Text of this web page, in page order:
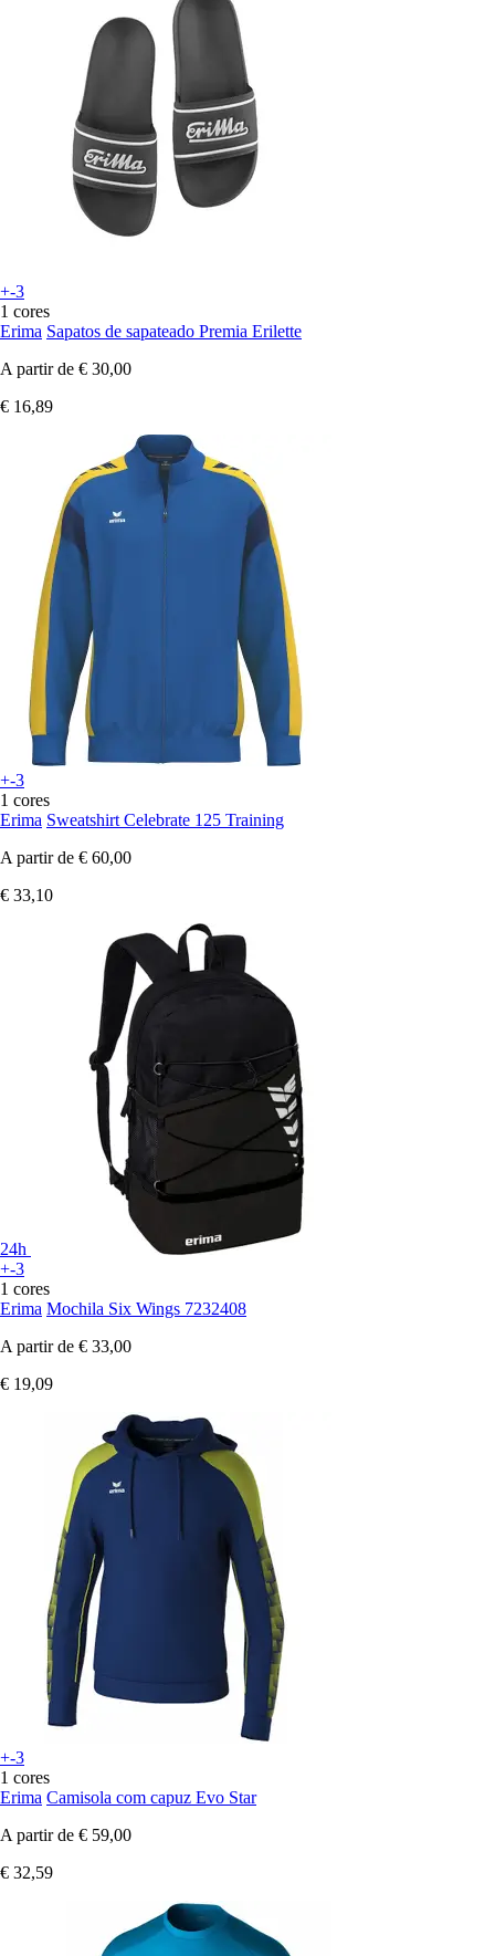
+-3
1 cores
Erima Sapatos de sapateado Premia Erilette
A partir de € 30,00
€ 16,89
+-3
1 cores
Erima Sweatshirt Celebrate 125 Training
A partir de € 60,00
€ 33,10
24h
+-3
1 cores
Erima Mochila Six Wings 7232408
A partir de € 33,00
€ 19,09
+-3
1 cores
Erima Camisola com capuz Evo Star
A partir de € 59,00
€ 32,59